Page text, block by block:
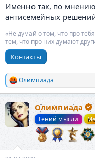
Именно так, по мнению
антисемейных
«Не думай о том, что про
тем, что про них думают
Контакты
Р
е
к
ц
Олимпиада
Олимпиада
Гений мысли